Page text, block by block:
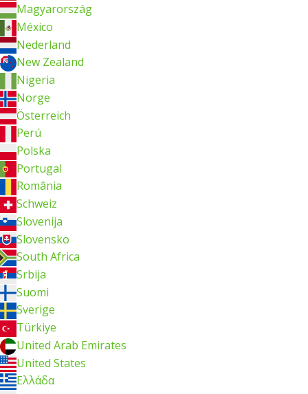
Magyarország
México
Nederland
New Zealand
Nigeria
Norge
Österreich
Perú
Polska
Portugal
România
Schweiz
Slovenija
Slovensko
South Africa
Srbija
Suomi
Sverige
Türkiye
United Arab Emirates
United States
Ελλάδα